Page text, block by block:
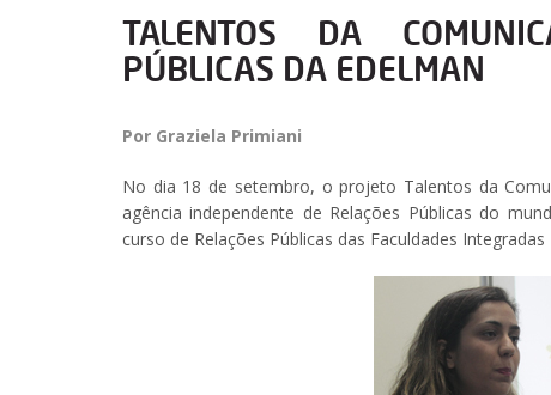
TALENTOS DA
PÚBLICAS DA EDELMAN
Por Graziela Primiani
No dia 18 de setembro, o projeto Talentos da
agência independente de Relações Públicas do
curso de Relações Públicas das Faculdades Integradas